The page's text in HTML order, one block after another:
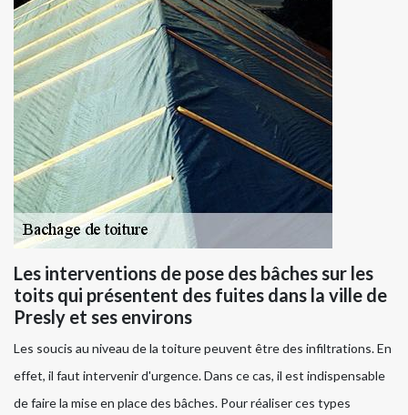
Les interventions de pose des bâches sur les
toits qui présentent des fuites dans la ville de
Presly et ses environs
Les soucis au niveau de la toiture peuvent être des infiltrations. En
effet, il faut intervenir d'urgence. Dans ce cas, il est indispensable
de faire la mise en place des bâches. Pour réaliser ces types